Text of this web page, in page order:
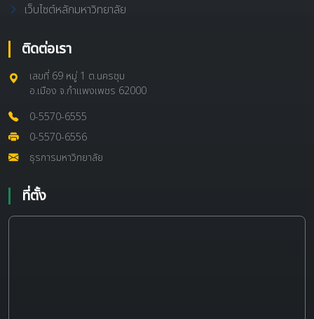
เว็บไซต์หลักมหาวิทยาลัย
ติดต่อเรา
เลขที่ 69 หมู่ 1 ต.นครชุม
อ.เมือง จ.กำแพงเพชร 62000
0-5570-6555
0-5570-6556
ธุรการมหาวิทยาลัย
ที่ตั้ง